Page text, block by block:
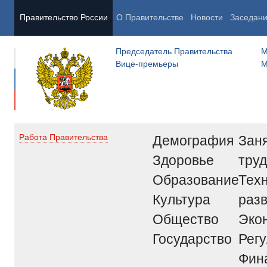
Правительство России О Правительстве Новости
Председатель Правительства
Вице-премьеры
Работа Правительства
Демография
Здоровье
Образование
Культура
Общество
Государство
труд